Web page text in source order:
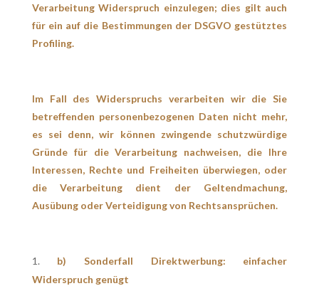
Verarbeitung Widerspruch einzulegen; dies gilt auch
für ein auf die Bestimmungen der DSGVO gestütztes
Profiling.
Im Fall des Widerspruchs verarbeiten wir die Sie
betreffenden personenbezogenen Daten nicht mehr,
es sei denn, wir können zwingende schutzwürdige
Gründe für die Verarbeitung nachweisen, die Ihre
Interessen, Rechte und Freiheiten überwiegen, oder
die Verarbeitung dient der Geltendmachung,
Ausübung oder Verteidigung von Rechtsansprüchen.
b) Sonderfall Direktwerbung: einfacher
Widerspruch genügt